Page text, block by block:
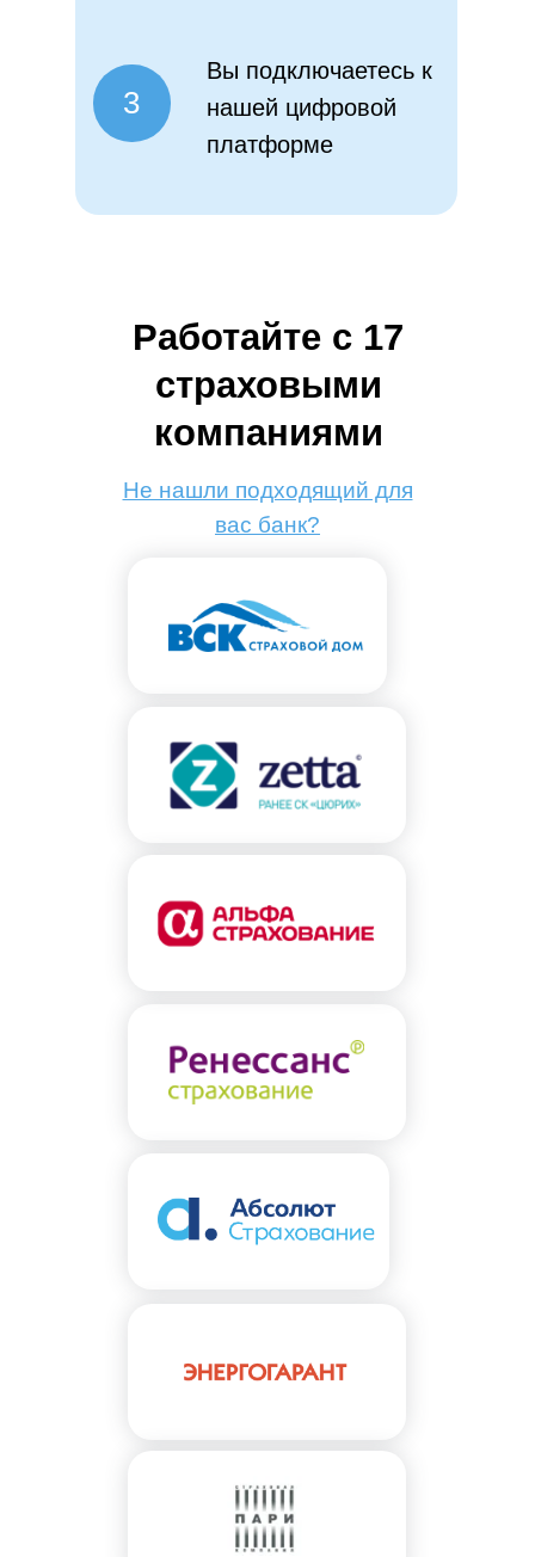
3
Вы подключаетесь к
нашей цифровой
платформе
Работайте с 17
страховыми
компаниями
Не нашли подходящий для
вас банк?